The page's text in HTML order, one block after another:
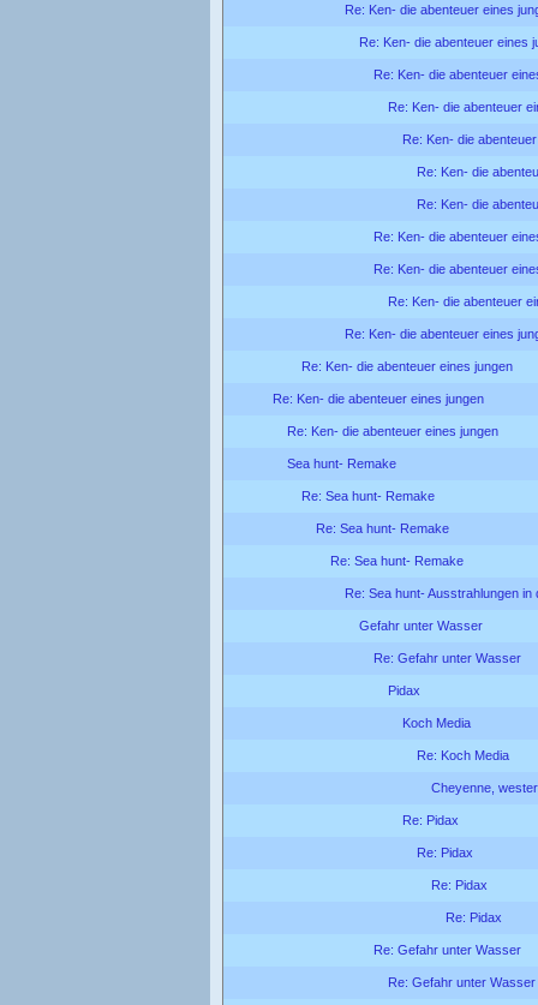
Re: Ken- die abenteuer eines
Re: Ken- die abenteuer eines
Re: Ken- die abenteuer
Re: Ken- die abenteuer
Re: Ken- die
Re: Ken- die
Re: Ken- die
Re: Ken- die abenteuer
Re: Ken- die abenteuer
Re: Ken- die abenteuer
Re: Ken- die abenteuer eines
Re: Ken- die abenteuer eines jungen
Re: Ken- die abenteuer eines jungen
Re: Ken- die abenteuer eines jungen
Sea hunt- Remake
Re: Sea hunt- Remake
Re: Sea hunt- Remake
Re: Sea hunt- Remake
Re: Sea hunt- Ausstrahlungen in
Gefahr unter Wasser
Re: Gefahr unter Wasser
Pidax
Koch Media
Re: Koch Media
Cheyenne,
Re: Pidax
Re: Pidax
Re: Pidax
Re: Pidax
Re: Gefahr unter Wasser
Re: Gefahr unter Wasser